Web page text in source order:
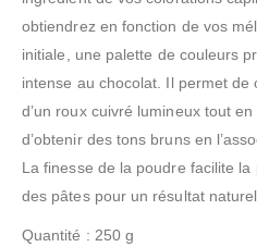
obtiendrez en fonction de vos
initiale, une palette de couleurs
intense au chocolat. Il permet de
d’un roux cuivré lumineux tout
d’obtenir des tons bruns en
La finesse de la poudre facilite la
des pâtes pour un résultat
Quantité : 250 g